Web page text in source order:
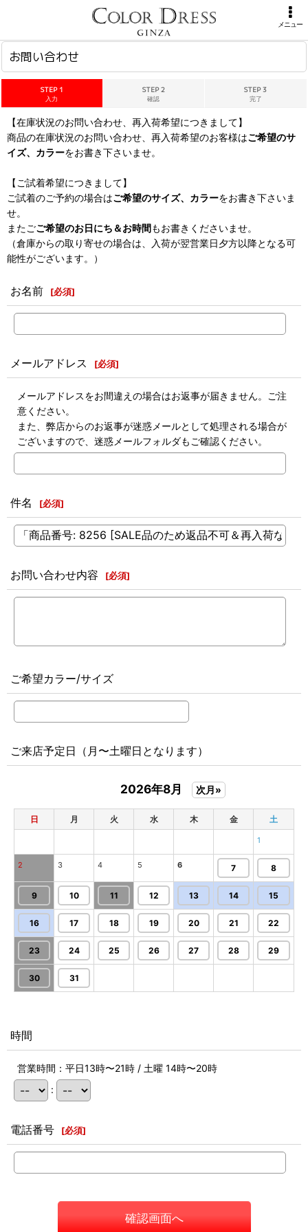
メニュー
お問い合わせ
STEP 1
入力
STEP 2
確認
STEP 3
完了
【在庫状況のお問い合わせ、再入荷希望につきまして】
商品の在庫状況のお問い合わせ、再入荷希望のお客様はご希望のサ
イズ、カラーをお書き下さいませ。
【ご試着希望につきまして】
ご試着のご予約の場合はご希望のサイズ、カラーをお書き下さいま
せ。
またごご希望のお日にち＆お時間もお書きくださいませ。
（倉庫からの取り寄せの場合は、入荷が翌営業日夕方以降となる可
能性がございます。）
お名前 [必須]
メールアドレス [必須]
メールアドレスをお間違えの場合はお返事が届きません。ご注
意ください。
また、弊店からのお返事が迷惑メールとして処理される場合が
ございますので、迷惑メールフォルダもご確認ください。
件名 [必須]
お問い合わせ内容 [必須]
ご希望カラー/サイズ
ご来店予定日（月〜土曜日となります）
2026年8月 次月»
日 月 火 水 木 金 土
1
2 3 4 5 6 7 8
9 10 11 12 13 14 15
16 17 18 19 20 21 22
23 24 25 26 27 28 29
30 31
時間
営業時間：平日13時〜21時 / 土曜 14時〜20時
:
電話番号 [必須]
確認画面へ